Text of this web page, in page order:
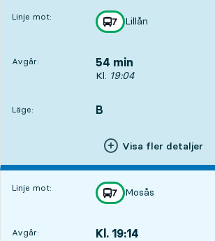
Linje mot: linje
7
mot
Lillån
,
Avgår: 54 min
Avgår, Kl. 19:04, om 54 min
Kl. 19:04
Läge:
LÄGE, B
,
Visa fler detaljer
Linje mot: linje
7
mot
Mosås
,
Avgår: Kl. 19:14